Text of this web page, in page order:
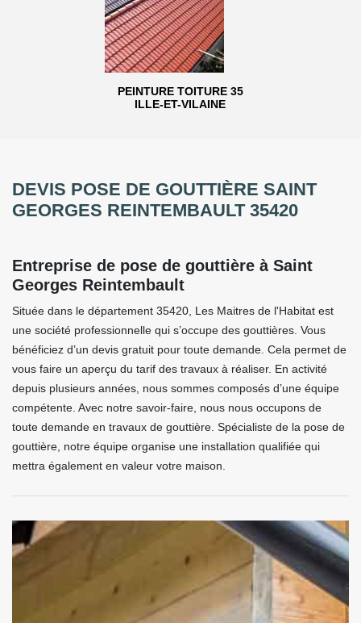
PEINTURE TOITURE 35
ILLE-ET-VILAINE
DEVIS POSE DE GOUTTIÈRE SAINT
GEORGES REINTEMBAULT 35420
Entreprise de pose de gouttière à Saint
Georges Reintembault
Située dans le département 35420, Les Maitres de l'Habitat est
une société professionnelle qui s’occupe des gouttières. Vous
bénéficiez d’un devis gratuit pour toute demande. Cela permet de
vous faire un aperçu du tarif des travaux à réaliser. En activité
depuis plusieurs années, nous sommes composés d’une équipe
compétente. Avec notre savoir-faire, nous nous occupons de
toute demande en travaux de gouttière. Spécialiste de la pose de
gouttière, notre équipe organise une installation qualifiée qui
mettra également en valeur votre maison.